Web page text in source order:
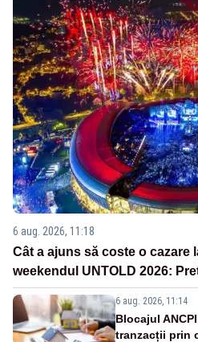
6 aug. 2026, 11:18
Cât a ajuns să coste o cazare
weekendul UNTOLD 2026:
6 aug. 2026, 11:14
Blocajul
tranzacții prin